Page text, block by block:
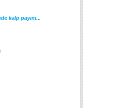
kalp payını...